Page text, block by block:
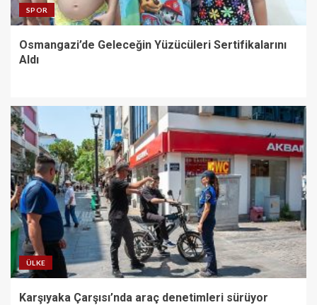
SPOR
Osmangazi’de Geleceğin Yüzücüleri Sertifikalarını
Aldı
ÜLKE
Karşıyaka Çarşısı’nda araç denetimleri sürüyor